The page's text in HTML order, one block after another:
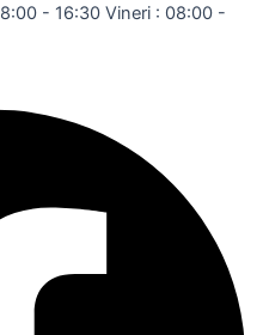
- 16:30 Vineri : 08:00 -